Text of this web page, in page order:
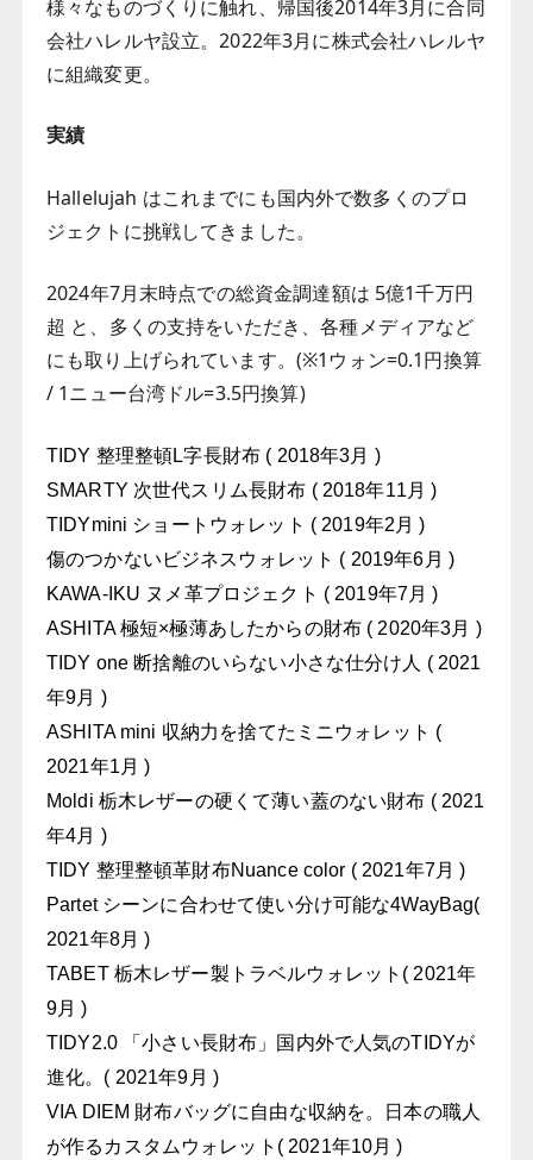
様々なものづくりに触れ、帰国後2014年3月に合同
会社ハレルヤ設立。2022年3月に株式会社ハレルヤ
に組織変更。
実績
Hallelujah はこれまでにも国内外で数多くのプロ
ジェクトに挑戦してきました。
2024年7月末時点での総資金調達額は 5億1千万円
超 と、多くの支持をいただき、各種メディアなど
にも取り上げられています。(※1ウォン=0.1円換算
/ 1ニュー台湾ドル=3.5円換算)
TIDY 整理整頓L字長財布 ( 2018年3月 )
SMARTY 次世代スリム長財布 ( 2018年11月 )
TIDYmini ショートウォレット ( 2019年2月 )
傷のつかないビジネスウォレット ( 2019年6月 )
KAWA-IKU ヌメ革プロジェクト ( 2019年7月 )
ASHITA 極短×極薄あしたからの財布 ( 2020年3月 )
TIDY one 断捨離のいらない小さな仕分け人 ( 2021
年9月 )
ASHITA mini 収納力を捨てたミニウォレット (
2021年1月 )
Moldi 栃木レザーの硬くて薄い蓋のない財布 ( 2021
年4月 )
TIDY 整理整頓革財布Nuance color ( 2021年7月 )
Partet シーンに合わせて使い分け可能な4WayBag(
2021年8月 )
TABET 栃木レザー製トラベルウォレット( 2021年
9月 )
TIDY2.0 「小さい長財布」国内外で人気のTIDYが
進化。( 2021年9月 )
VIA DIEM 財布バッグに自由な収納を。日本の職人
が作るカスタムウォレット( 2021年10月 )